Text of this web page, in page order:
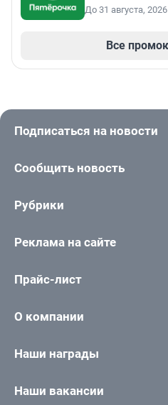
До 31 августа, 2026
Все
Подписаться на новости
Сообщить новость
Рубрики
Реклама на сайте
Прайс-лист
О компании
Наши награды
Наши вакансии